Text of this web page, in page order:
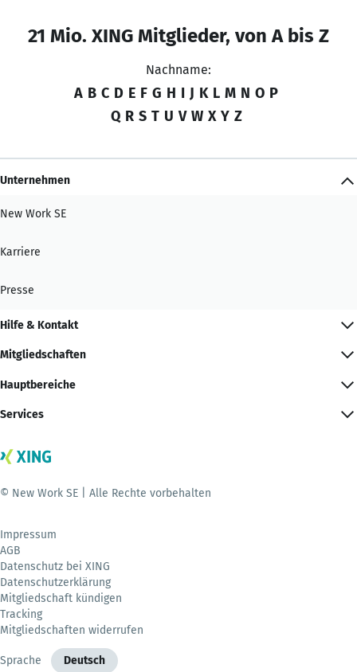
21 Mio. XING Mitglieder, von A bis Z
Nachname:
A B C D E F G H I J K L M N O P
Q R S T U V W X Y Z
Unternehmen
New Work SE
Karriere
Presse
Hilfe & Kontakt
Mitgliedschaften
Hauptbereiche
Services
© New Work SE | Alle Rechte vorbehalten
Impressum
AGB
Datenschutz bei XING
Datenschutzerklärung
Mitgliedschaft kündigen
Tracking
Mitgliedschaften widerrufen
Sprache Deutsch